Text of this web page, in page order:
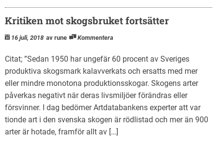
Kritiken mot skogsbruket fortsätter
16 juli, 2018 av rune Kommentera
Citat; ”Sedan 1950 har ungefär 60 procent av Sveriges
produktiva skogsmark kalavverkats och ersatts med mer
eller mindre monotona produktionsskogar. Skogens arter
påverkas negativt när deras livsmiljöer förändras eller
försvinner. I dag bedömer Artdatabankens experter att var
tionde art i den svenska skogen är rödlistad och mer än 900
arter är hotade, framför allt av […]